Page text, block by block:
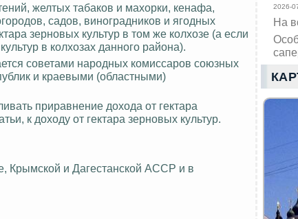
2026-
На
желтых табаков и махорки, кенафа,
садов, виноградников и ягодных
зерновых культур в том же колхозе (а если
в колхозах данного района).
советами народных комиссаров союзных
и краевыми (областными)
приравнение дохода от гектара
к доходу от гектара зерновых культур.
Крымской и Дагестанской АССР и в